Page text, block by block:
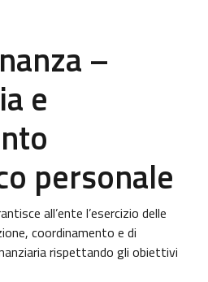
–
e
personale
all’ente l’esercizio delle
coordinamento e di
rispettando gli obiettivi